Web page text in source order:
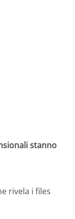
stanno
rivela i files